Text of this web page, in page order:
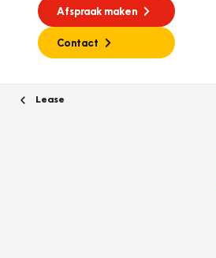
Afspraak maken
Contact
Lease